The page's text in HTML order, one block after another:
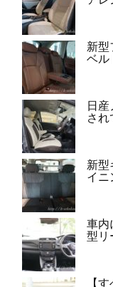
新型
ベル
日
され
新型
イニ
車内
型リ
【